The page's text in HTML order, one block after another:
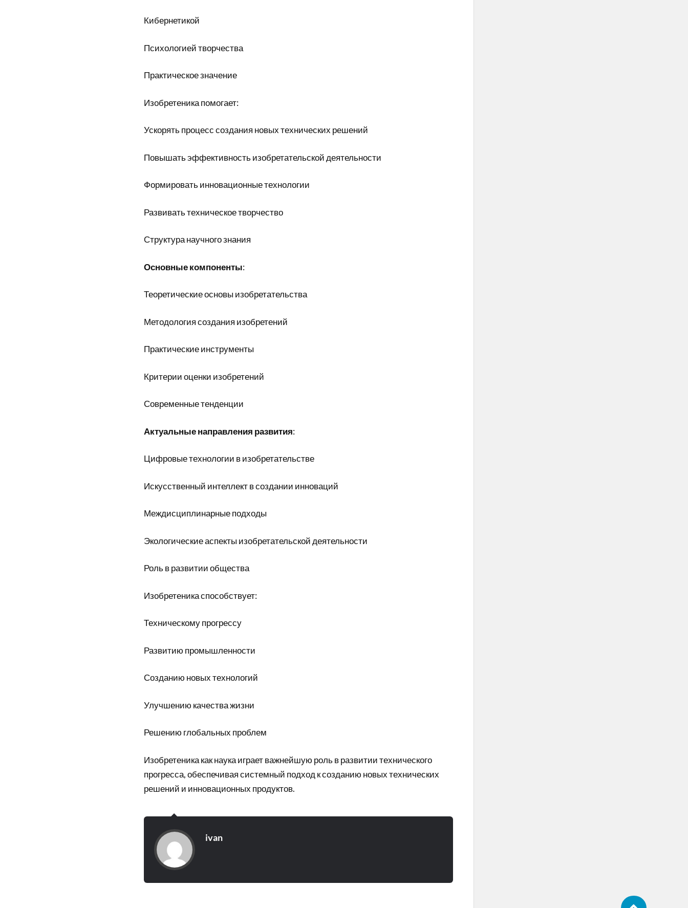
Кибернетикой
Психологией творчества
Практическое значение
Изобретеника помогает:
Ускорять процесс создания новых технических решений
Повышать эффективность изобретательской деятельности
Формировать инновационные технологии
Развивать техническое творчество
Структура научного знания
Основные компоненты:
Теоретические основы изобретательства
Методология создания изобретений
Практические инструменты
Критерии оценки изобретений
Современные тенденции
Актуальные направления развития:
Цифровые технологии в изобретательстве
Искусственный интеллект в создании инноваций
Междисциплинарные подходы
Экологические аспекты изобретательской деятельности
Роль в развитии общества
Изобретеника способствует:
Техническому прогрессу
Развитию промышленности
Созданию новых технологий
Улучшению качества жизни
Решению глобальных проблем
Изобретеника как наука играет важнейшую роль в развитии технического
прогресса, обеспечивая системный подход к созданию новых технических
решений и инновационных продуктов.
ivan